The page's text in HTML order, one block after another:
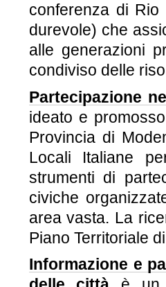
conferenza di
durevole) che
alle generazioni
condiviso delle
Partecipazione
ideato e
Provincia di
Locali Italiane
strumenti di
civiche
area vasta. La
Piano Territoriale
Informazione e